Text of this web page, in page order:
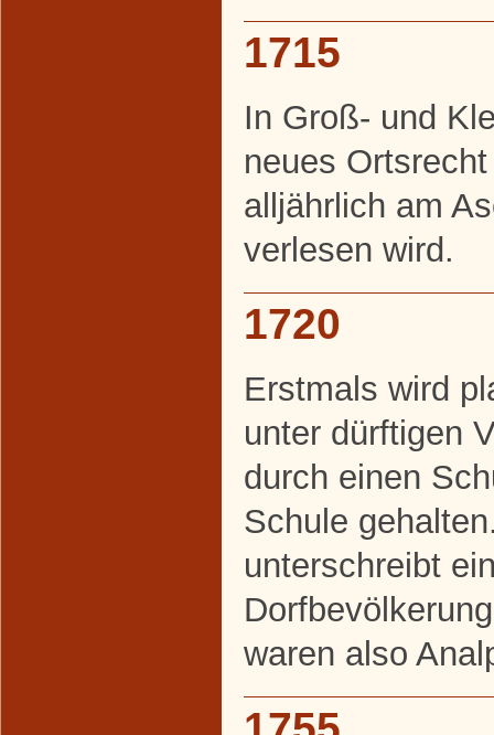
1715
In Groß- und
neues
alljährlich am
verlesen wird.
1720
Erstmals wird
unter dürftigen
durch einen
Schule
unterschreibt
waren also